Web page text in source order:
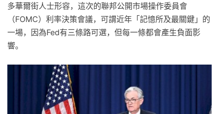
多華爾街人士形容，這次的聯邦公開市場操作委員會
（FOMC）利率決策會議，可謂近年「記憶所及最關鍵」的
一場，因為Fed有三條路可選，但每一條都會產生負面影
響。